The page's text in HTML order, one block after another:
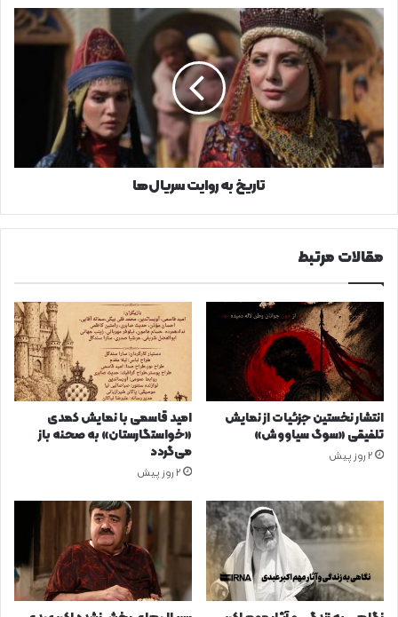
تاریخ
به
روایت
سریال‌ها
تاریخ به روایت سریال‌ها
مقالات مرتبط
انتشار نخستین جزئیات از نمایش
تلفیقی «سوگ سیاووش»
2 روز پیش
امید قاسمی با نمایش کمدی
«خواستگارستان» به صحنه باز
می‌گردد
2 روز پیش